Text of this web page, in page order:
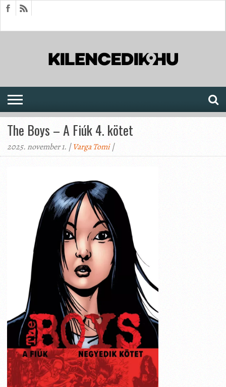
The Boys – A Fiúk 4. kötet
2025. november 1. |Varga Tomi|